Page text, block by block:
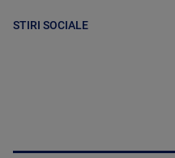
STIRI SOCIALE